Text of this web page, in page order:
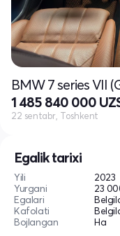
Egalik tarixi
Yili
2023
Yurgani
23
Egalari
Kafolati
Bojlangan
Ha
BMW 7 series VII
1 485 840 000
22 sentabr, Toshkent